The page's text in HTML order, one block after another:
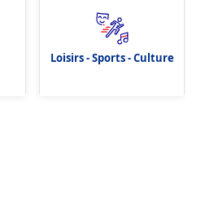
Loisirs - Sports - Culture